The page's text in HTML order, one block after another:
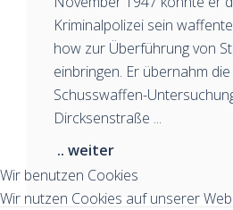
Kriminalpolizei sein
how zur Überführung von
einbringen. Er übernahm
Schusswaffen-
Dircksenstraße ...
.. weiter
Wir benutzen Cookies
Wir nutzen Cookies auf unserer